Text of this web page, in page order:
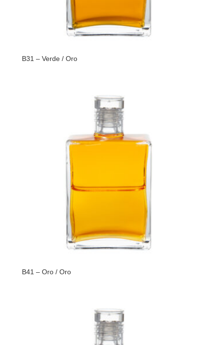
B31 – Verde / Oro
B41 – Oro / Oro